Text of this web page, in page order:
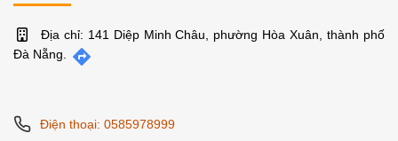
Địa chỉ: 141 Diệp Minh Châu, phường Hòa Xuân, thành phố
Đà Nẵng.
Điện thoại: 0585978999